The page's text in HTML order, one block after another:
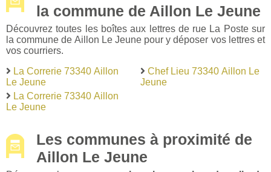
la commune de Aillon Le Jeune
Découvrez toutes les boîtes aux lettres de rue La Poste sur
la commune de Aillon Le Jeune pour y déposer vos lettres et
vos courriers.
La Correrie 73340 Aillon
Le Jeune
La Correrie 73340 Aillon
Le Jeune
Chef Lieu 73340 Aillon Le
Jeune
Les communes à proximité de
Aillon Le Jeune